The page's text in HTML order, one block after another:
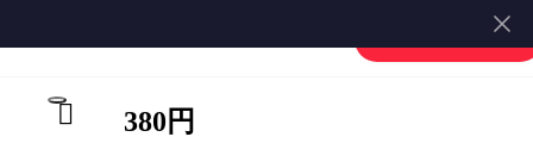
会員登録・ログイン
380円